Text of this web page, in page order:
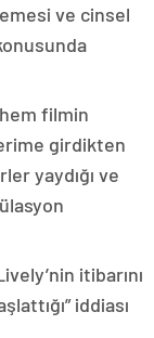
ve cinsel
filmin
girdikten
yaydığı ve
itibarını
iddiası